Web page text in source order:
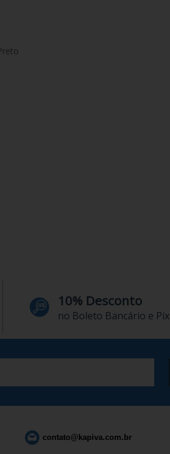
10% Desconto
no Boleto Bancário e Pix
contato@kapiva.com.br